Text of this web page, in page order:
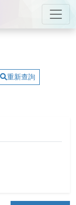
重新查詢